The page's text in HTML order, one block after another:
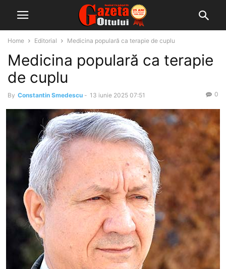
Home Editorial Medicina populară ca terapie de cuplu
Medicina populară ca terapie
de cuplu
By Constantin Smedescu - 13 iunie 2025 07:51 0